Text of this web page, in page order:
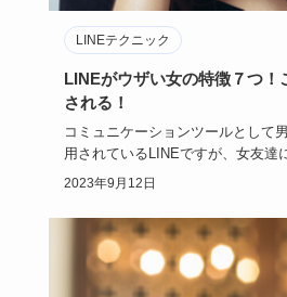
LINEテクニック
LINEがウザい女の特徴７つ！
される！
コミュニケーションツールとして
用されているLINEですが、女友達
を送っ…
2023年9月12日